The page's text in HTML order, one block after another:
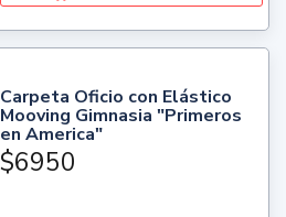
Carpeta Oficio con Elástico
Mooving Gimnasia "Primeros
en America"
$6950